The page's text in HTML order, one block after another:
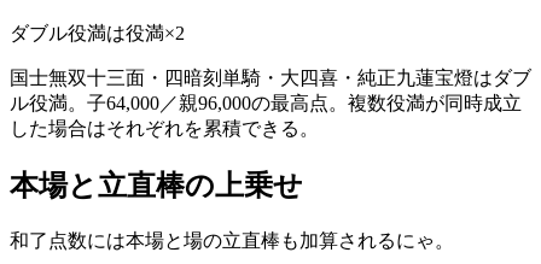
ダブル役満は役満×2
国士無双十三面・四暗刻単騎・大四喜・純正九蓮宝燈はダブ
ル役満。子64,000／親96,000の最高点。複数役満が同時成立
した場合はそれぞれを累積できる。
本場と立直棒の上乗せ
和了点数には本場と場の立直棒も加算されるにゃ。